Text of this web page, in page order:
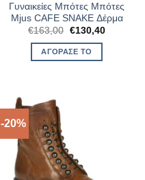
Γυναικείες Μπότες Μπότες
Mjus CAFE SNAKE Δέρμα
€163,00 Original
was:
€163,00.
€130,40Η
ΑΓΌΡΑΣΈ ΤΟ
-20%